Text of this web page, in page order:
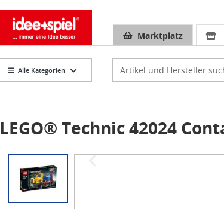
Marktplatz
Alle Kategorien
LEGO® Technic 42024